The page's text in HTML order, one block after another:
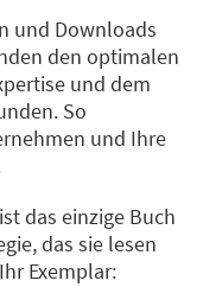
und Downloads
den optimalen
und dem
So
und Ihre
das einzige Buch
das sie lesen
Exemplar: